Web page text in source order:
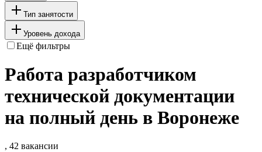
Тип занятости
Уровень дохода
Ещё фильтры
Работа разработчиком
технической документации
на полный день в Воронеже
, 42 вакансии